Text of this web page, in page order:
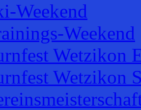
Weekend
Weekend
Wetzikon
Wetzikon